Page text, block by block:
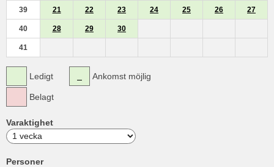
39 21 22 23 24 25 26 27
40 28 29 30
41
Ledigt
Belagt
Ankomst möjlig
Varaktighet
Personer